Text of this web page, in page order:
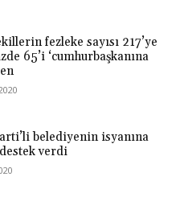
fezleke sayısı 217’ye
65’i ‘cumhurbaşkanına
belediyenin isyanına
verdi